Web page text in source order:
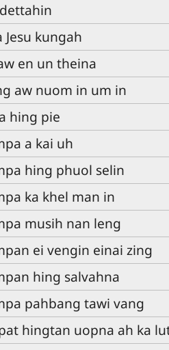
Jesu kungah
en un theina
aw nuom in um in
hing pie
a kai uh
hing phuol selin
ka khel man in
musih nan leng
ei vengin einai zing
hing salvahna
pahbang tawi vang
hingtan uopna ah ka